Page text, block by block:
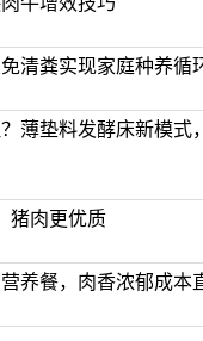
清粪实现家庭种养循
薄垫料发酵床新模式
猪肉更优质
养餐，肉香浓郁成本